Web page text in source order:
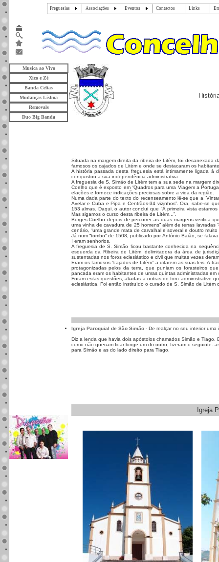
Freguesias Associações Eventos Contactos Links
Musica ao Vivo
Xico e Zé
Banda Celtas
Mudanças Lisboa
Removals
Duo Big Banda
Situada na margem direita da ribeira de Litém, foi desanexada
famosos os cajados de Litém e onde se destacaram os
A história passada desta freguesia está intimamente ligada
conquistou a sua independência administrativa.
A freguesia de S. Simão de Litém tem a sua sede na margem
Coelho que é exposto em “Quadros para uma Viagem a
elações e fornece indicações preciosas sobre a vida da região.
Numa dada parte do texto do recenseamento lê-se que a
Avelar e Cuba e Pipa e Centrãos-34 vizinhos”. Ora, sabe-se
153 almas. Daqui, o autor conclui que “À primeira vista
Mas sigamos o curso desta ribeira de Litém...”.
Borges Coelho depois de percorrer as duas margens verifica
uma vinha de cavadura de 25 homens” além de terras
cenário, “uma grande mata de carvalhal e soveral e doutro muito
Já num “tombo” de 1508, publicado por António Baião, se
I eram senhorios.
A freguesia de S. Simão ficou bastante conhecida na
esquerda da Ribeira de Litém, delimitadora da área de
sustentadas nos foros eclesiástico e civil que muitas vezes
Eram os famosos “cajados de Litém” a ditarem as suas leis. A
protagonizadas pelos da terra, que puniam os forasteiros
pancada eram os habitantes de umas quintas administradas
Foram estas questões, aliadas a outras do foro administrativo
eclesiástica. Foi então instituído o curado de S. Simão de Litém
Igreja Paroquial de São Simão- De realçar no seu interior uma
Diz a lenda que havia dois apóstolos chamados Simão e Tiago.
como não queriam ficar longe um do outro, fizeram o seguinte:
para Simão e as do lado direito para Tiago.
Igreja